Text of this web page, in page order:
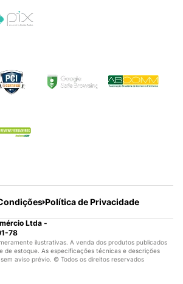
Política de Privacidade
Ltda -
78
ilustrativas. A venda dos produtos publicados
de estoque. As especificações técnicas e descrições
aviso prévio. © Todos os direitos reservados